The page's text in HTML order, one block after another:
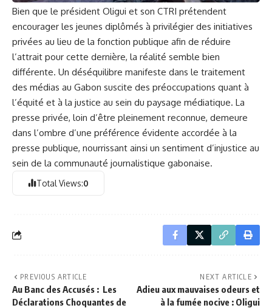
Bien que le président Oligui et son CTRI prétendent
encourager les jeunes diplômés à privilégier des initiatives
privées au lieu de la fonction publique afin de réduire
l’attrait pour cette dernière, la réalité semble bien
différente. Un déséquilibre manifeste dans le traitement
des médias au Gabon suscite des préoccupations quant à
l’équité et à la justice au sein du paysage médiatique. La
presse privée, loin d’être pleinement reconnue, demeure
dans l’ombre d’une préférence évidente accordée à la
presse publique, nourrissant ainsi un sentiment d’injustice au
sein de la communauté journalistique gabonaise.
Total Views:0
PREVIOUS ARTICLE
Au Banc des Accusés : Les
Déclarations Choquantes de
NEXT ARTICLE
Adieu aux mauvaises odeurs et
à la fumée nocive : Oligui